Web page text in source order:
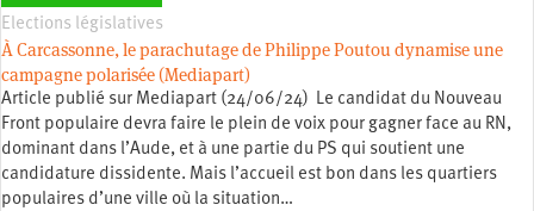
Elections législatives
À Carcassonne, le parachutage de Philippe Poutou dynamise une
campagne polarisée (Mediapart)
Article publié sur Mediapart (24/06/24) Le candidat du Nouveau
Front populaire devra faire le plein de voix pour gagner face au RN,
dominant dans l’Aude, et à une partie du PS qui soutient une
candidature dissidente. Mais l’accueil est bon dans les quartiers
populaires d’une ville où la situation…